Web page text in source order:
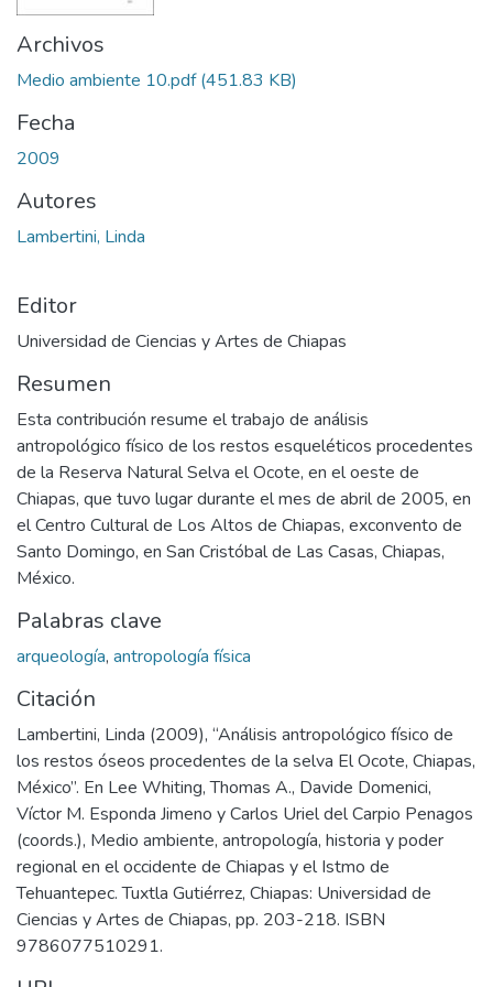
Archivos
Medio ambiente 10.pdf(451.83 KB)
Fecha
2009
Autores
Lambertini, Linda
Editor
Universidad de Ciencias y Artes de Chiapas
Resumen
Esta contribución resume el trabajo de análisis
antropológico físico de los restos esqueléticos procedentes
de la Reserva Natural Selva el Ocote, en el oeste de
Chiapas, que tuvo lugar durante el mes de abril de 2005, en
el Centro Cultural de Los Altos de Chiapas, exconvento de
Santo Domingo, en San Cristóbal de Las Casas, Chiapas,
México.
Palabras clave
arqueología, antropología física
Citación
Lambertini, Linda (2009), “Análisis antropológico físico de
los restos óseos procedentes de la selva El Ocote, Chiapas,
México”. En Lee Whiting, Thomas A., Davide Domenici,
Víctor M. Esponda Jimeno y Carlos Uriel del Carpio Penagos
(coords.), Medio ambiente, antropología, historia y poder
regional en el occidente de Chiapas y el Istmo de
Tehuantepec. Tuxtla Gutiérrez, Chiapas: Universidad de
Ciencias y Artes de Chiapas, pp. 203-218. ISBN
9786077510291.